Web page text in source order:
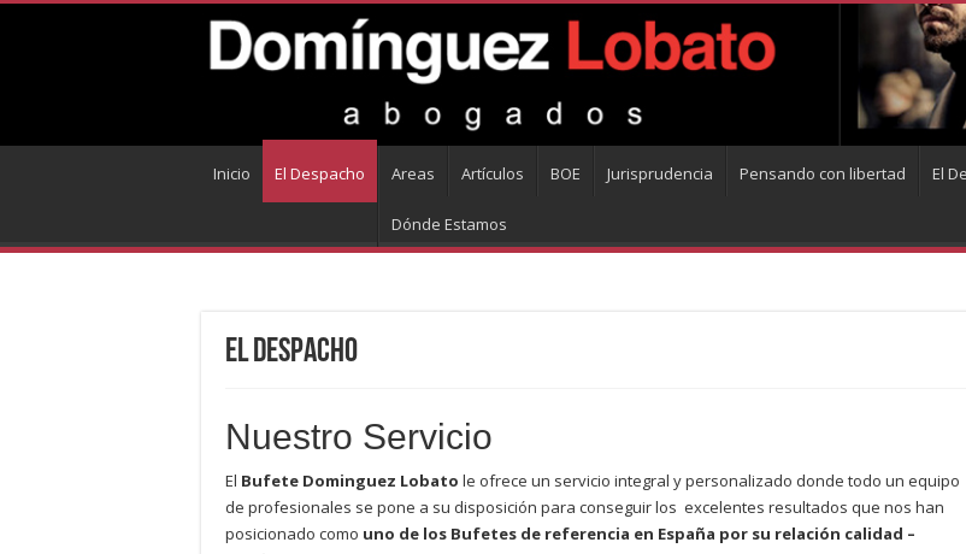
Inicio El Despacho Areas Artículos BOE Jurisprudencia Pensando con libertad El
Dónde Estamos
El Despacho
Nuestro Servicio
El Bufete Dominguez Lobato le ofrece un servicio integral y personalizado donde todo un equipo
de profesionales se pone a su disposición para conseguir los excelentes resultados que nos han
posicionado como uno de los Bufetes de referencia en España por su relación calidad –